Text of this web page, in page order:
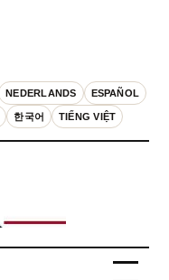
NEDERLANDS ESPAÑOL
한국어 TIẾNG VIỆT